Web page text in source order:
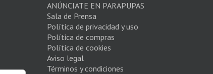
ANÚNCIATE EN PARAPUPAS
Sala de Prensa
Política de privacidad y uso
Política de compras
Política de cookies
Aviso legal
Términos y condiciones